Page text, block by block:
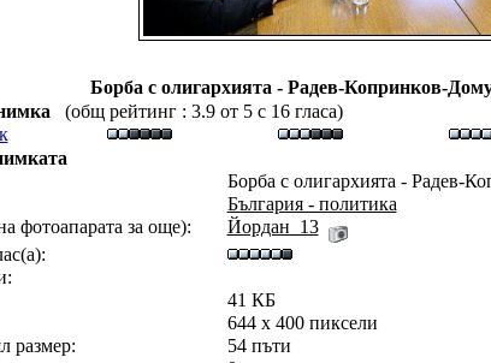
Борба с олигархията - Радев-Копринков-
(общ рейтинг : 3.9 от 5 с 16 гласа)
Борба с олигархията - Радев-
България - политика
фотоапарата за още):
Йордан_13
41 КБ
644 x 400 пиксели
размер:
54 пъти